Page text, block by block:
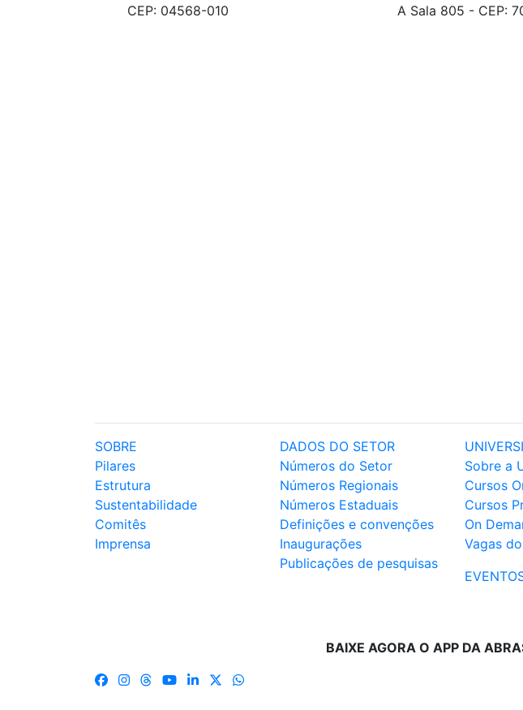
CEP: 04568-010
A Sala 805 - CEP:
SOBRE
Pilares
Estrutura
Sustentabilidade
Comitês
Imprensa
DADOS DO SETOR
Números do Setor
Números Regionais
Números Estaduais
Definições e convenções
Inaugurações
Publicações de pesquisas
Sobre a
Cursos
Cursos
On
Vagas
BAIXE AGORA O APP DA